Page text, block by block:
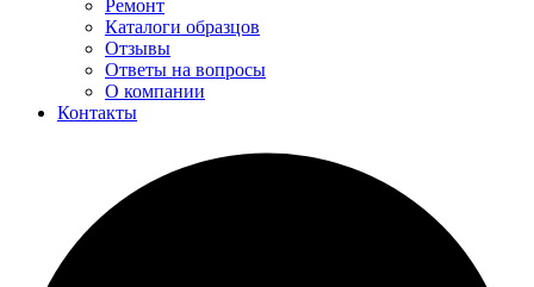
Ремонт
Каталоги образцов
Отзывы
Ответы на вопросы
О компании
Контакты